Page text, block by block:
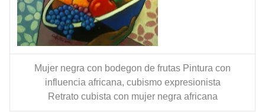
Mujer negra con bodegon de frutas Pintura con
influencia africana, cubismo expresionista
Retrato cubista con mujer negra africana